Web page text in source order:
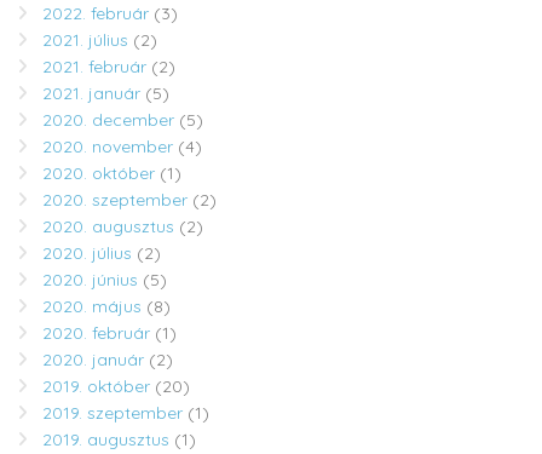
2022. február (3)
2021. július (2)
2021. február (2)
2021. január (5)
2020. december (5)
2020. november (4)
2020. október (1)
2020. szeptember (2)
2020. augusztus (2)
2020. július (2)
2020. június (5)
2020. május (8)
2020. február (1)
2020. január (2)
2019. október (20)
2019. szeptember (1)
2019. augusztus (1)